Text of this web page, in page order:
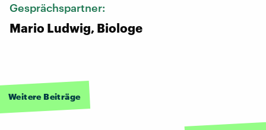
Gesprächspartner:
Mario Ludwig, Biologe
Weitere Beiträge